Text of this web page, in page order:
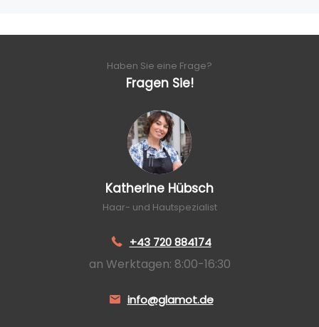
Haben Sie eine Frage?
Fragen Sie!
Katherine Hübsch
Haar- und Hautspezialist
+43 720 884174
an Werktagen: 8:00-16:30
info@glamot.de